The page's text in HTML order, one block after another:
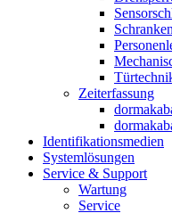
Zeiterfassung
Identifikations­medien
Systemlösungen
Service & Support
Wartung
Service